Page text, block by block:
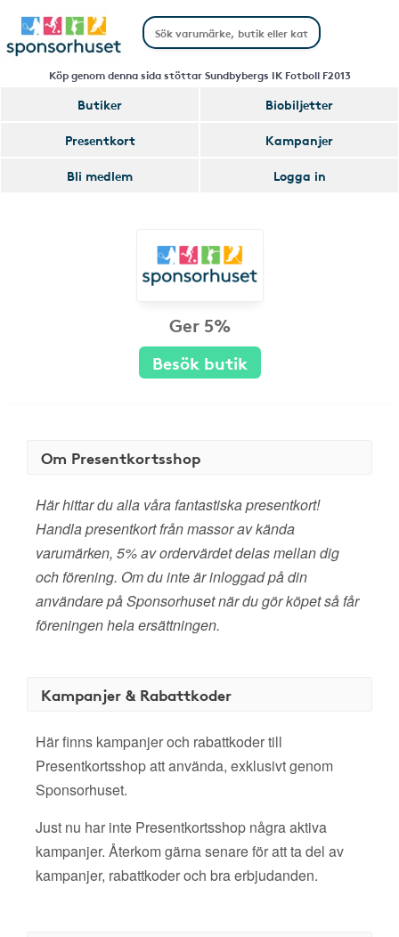
Köp genom denna sida stöttar Sundbybergs IK Fotboll F2013
Butiker
Biobiljetter
Presentkort
Kampanjer
Bli medlem
Logga in
Ger 5%
Besök butik
Om Presentkortsshop
Här hittar du alla våra fantastiska presentkort!
Handla presentkort från massor av kända
varumärken, 5% av ordervärdet delas mellan dig
och förening. Om du inte är inloggad på din
användare på Sponsorhuset när du gör köpet så får
föreningen hela ersättningen.
Kampanjer & Rabattkoder
Här finns kampanjer och rabattkoder till
Presentkortsshop att använda, exklusivt genom
Sponsorhuset.
Just nu har inte Presentkortsshop några aktiva
kampanjer. Återkom gärna senare för att ta del av
kampanjer, rabattkoder och bra erbjudanden.